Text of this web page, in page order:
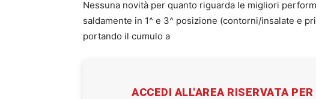
Nessuna novità per quanto riguarda le migliori
saldamente in 1^ e 3^ posizione (contorni/insalate e
portando il cumulo a
ACCEDI ALL'AREA RISERVATA